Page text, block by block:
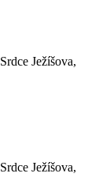
Ježíšova,
Ježíšova,